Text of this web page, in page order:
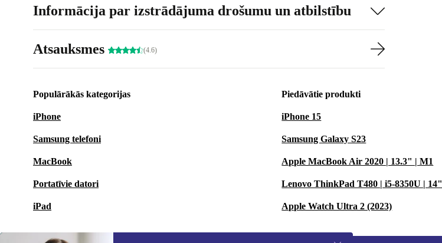
Informācija par izstrādājuma drošumu un atbilstību
Atsauksmes (4.6)
Populārākās kategorijas
iPhone
Samsung telefoni
MacBook
Portatīvie datori
iPad
Piedāvātie produkti
iPhone 15
Samsung Galaxy S23
Apple MacBook Air 2020 | 13.3" | M1
Lenovo ThinkPad T480 | i5-8350U | 14"
Apple Watch Ultra 2 (2023)